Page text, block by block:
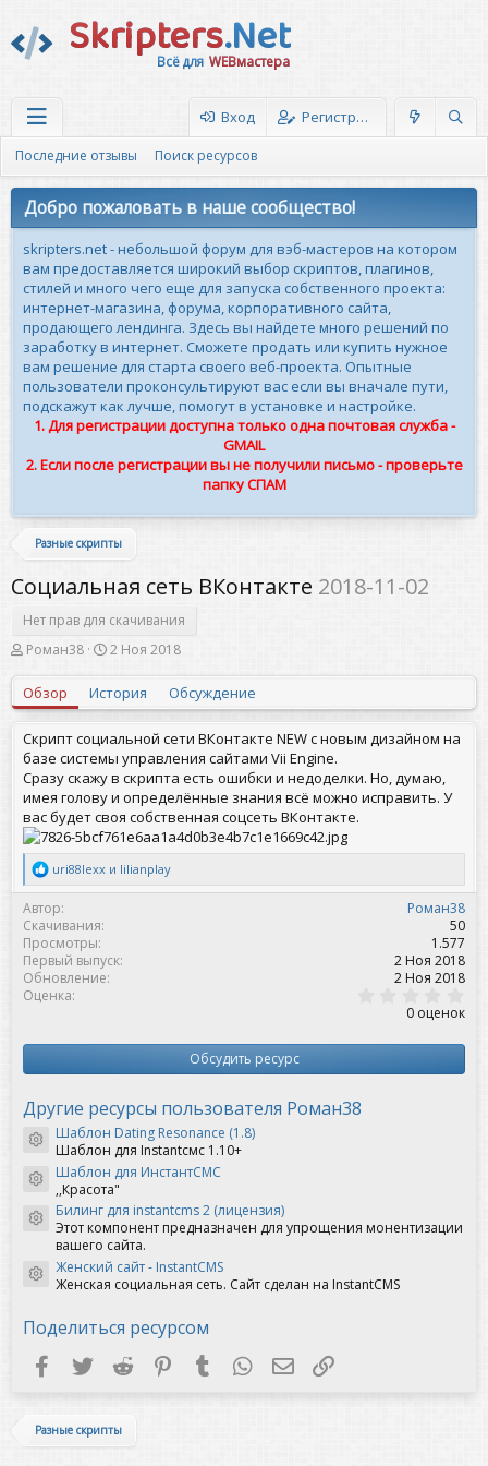
Skripters.Net
Всё для WEBмастера
Вход Регистрация
Последние отзывы Поиск ресурсов
Добро пожаловать в наше сообщество!
skripters.net - небольшой форум для вэб-мастеров на котором
вам предоставляется широкий выбор скриптов, плагинов,
стилей и много чего еще для запуска собственного проекта:
интернет-магазина, форума, корпоративного сайта,
продающего лендинга. Здесь вы найдете много решений по
заработку в интернет. Сможете продать или купить нужное
вам решение для старта своего веб-проекта. Опытные
пользователи проконсультируют вас если вы вначале пути,
подскажут как лучше, помогут в установке и настройке.
1. Для регистрации доступна только одна почтовая служба -
GMAIL
2. Если после регистрации вы не получили письмо - проверьте
папку СПАМ
Разные скрипты
Социальная сеть ВКонтакте 2018-11-02
Нет прав для скачивания
А
о
р
Роман38
Д
а
с
о
з
а
н
и
я
2 Ноя 2018
Обзор История Обсуждение
Скрипт социальной сети ВКонтакте NEW с новым дизайном на
базе системы управления сайтами Vii Engine.
Сразу скажу в скрипта есть ошибки и недоделки. Но, думаю,
имея голову и определённые знания всё можно исправить. У
вас будет своя собственная соцсеть ВКонтакте.
Р
е
к
ц
и
и
:
uri88lexx и lilianplay
Автор
Роман38
Скачивания
50
Просмотры
1.577
Первый выпуск
2 Ноя 2018
Обновление
2 Ноя 2018
Оценка
,
0
в
0 оценок
Обсудить ресурс
Другие ресурсы пользователя Роман38
Иконка ресурса
Шаблон Dating Resonance (1.8)
Шаблон для Instantсмс 1.10+
Иконка ресурса
Шаблон для ИнстантСМС
,,Красота"
Иконка ресурса
Билинг для instantcms 2 (лицензия)
Этот компонент предназначен для упрощения монентизации
вашего сайта.
Иконка ресурса
Женский сайт - InstantCMS
Женская социальная сеть. Сайт сделан на InstantCMS
Поделиться ресурсом
FacebookTwitter Reddit PinterestTumblr WhatsAppЭлектронная почта
Разные скрипты